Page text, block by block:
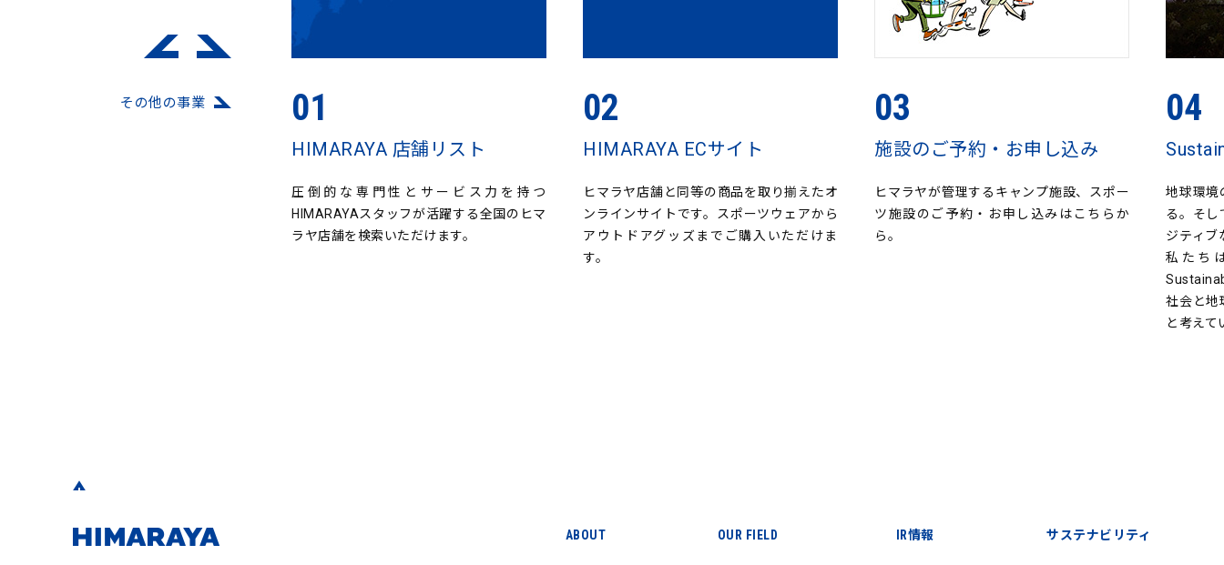
01
HIMARAYA 店舗リスト
圧倒的な専門性とサービス力を持つ
HIMARAYAスタッフが活躍する全国のヒマ
ラヤ店舗を検索いただけます。
02
HIMARAYA ECサイト
ヒマラヤ店舗と同等の商品を取り揃えたオ
ンラインサイトです。スポーツウェアから
アウトドアグッズまでご購入いただけま
す。
03
施設のご予約・お申し込み
ヒマラヤが管理するキャンプ施設、スポー
ツ施設のご予約・お申し込みはこちらか
ら。
04
地球環境
る。そし
ジティブ
私たち
社会と地
と考えて
その他の事業
ABOUT OUR FIELD IR情報 サステナビリティ